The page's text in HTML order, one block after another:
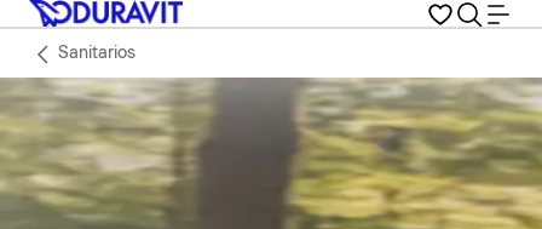
Sanitarios